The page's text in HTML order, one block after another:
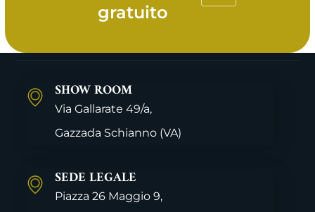
gratuito
SHOW ROOM
Via Gallarate 49/a,
Gazzada Schianno (VA)
SEDE LEGALE
Piazza 26 Maggio 9,